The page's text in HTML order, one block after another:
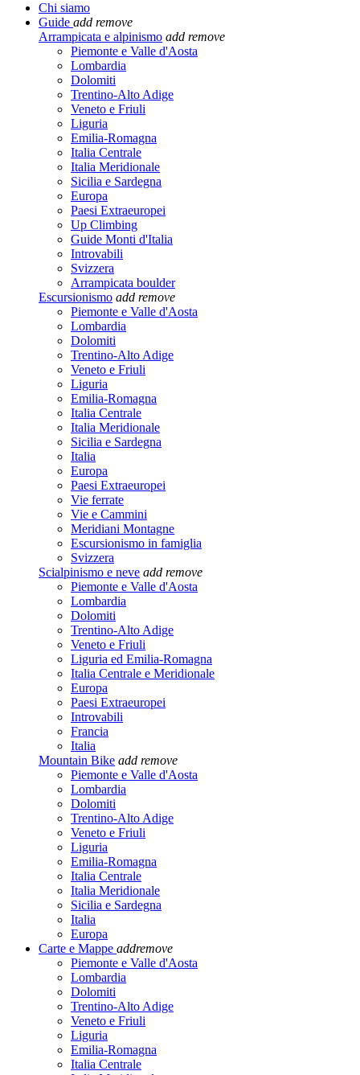
Chi siamo
Guide add remove
Arrampicata e alpinismo add remove
Piemonte e Valle d'Aosta
Lombardia
Dolomiti
Trentino-Alto Adige
Veneto e Friuli
Liguria
Emilia-Romagna
Italia Centrale
Italia Meridionale
Sicilia e Sardegna
Europa
Paesi Extraeuropei
Up Climbing
Guide Monti d'Italia
Introvabili
Svizzera
Arrampicata boulder
Escursionismo add remove
Piemonte e Valle d'Aosta
Lombardia
Dolomiti
Trentino-Alto Adige
Veneto e Friuli
Liguria
Emilia-Romagna
Italia Centrale
Italia Meridionale
Sicilia e Sardegna
Italia
Europa
Paesi Extraeuropei
Vie ferrate
Vie e Cammini
Meridiani Montagne
Escursionismo in famiglia
Svizzera
Scialpinismo e neve add remove
Piemonte e Valle d'Aosta
Lombardia
Dolomiti
Trentino-Alto Adige
Veneto e Friuli
Liguria ed Emilia-Romagna
Italia Centrale e Meridionale
Europa
Paesi Extraeuropei
Introvabili
Francia
Italia
Mountain Bike add remove
Piemonte e Valle d'Aosta
Lombardia
Dolomiti
Trentino-Alto Adige
Veneto e Friuli
Liguria
Emilia-Romagna
Italia Centrale
Italia Meridionale
Sicilia e Sardegna
Italia
Europa
Carte e Mappe addremove
Piemonte e Valle d'Aosta
Lombardia
Dolomiti
Trentino-Alto Adige
Veneto e Friuli
Liguria
Emilia-Romagna
Italia Centrale